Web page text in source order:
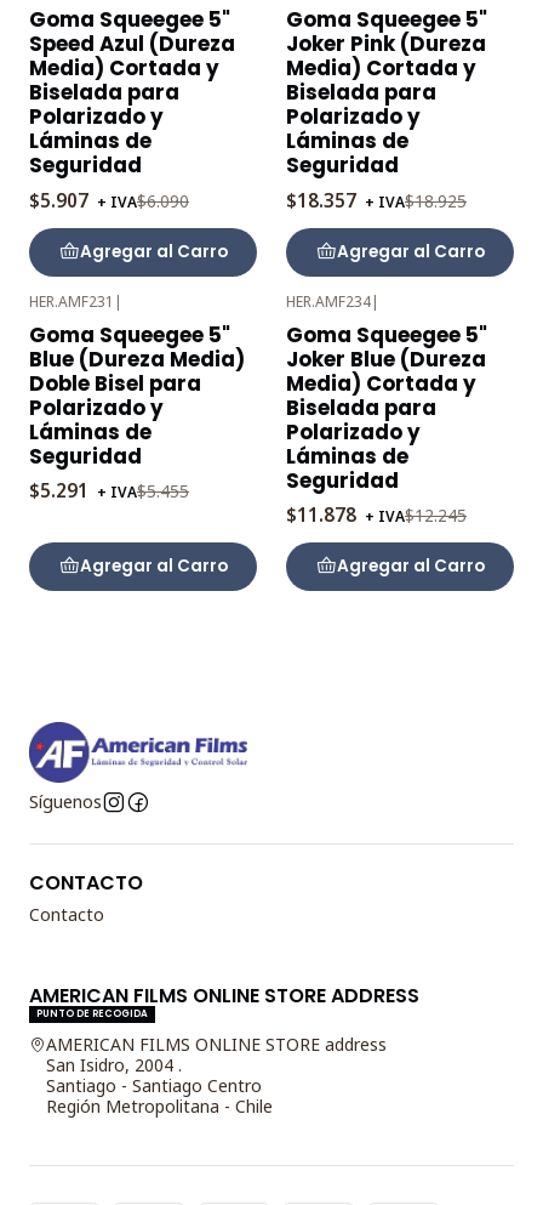
-3%
OFF
Goma Squeegee 5"
Speed Azul (Dureza
Media) Cortada y
Biselada para
Polarizado y
Láminas de
Seguridad
$5.907 + IVA$6.090
Agregar al Carro
-3%
OFF
Goma Squeegee 5"
Joker Pink (Dureza
Media) Cortada y
Biselada para
Polarizado y
Láminas de
Seguridad
$18.357 + IVA$18.925
Agregar al Carro
OFF
HER.AMF231 |
Goma Squeegee 5"
Blue (Dureza Media)
Doble Bisel para
Polarizado y
Láminas de
Seguridad
$5.291 + IVA$5.455
Agregar al Carro
OFF
HER.AMF234|
Goma Squeegee 5"
Joker Blue (Dureza
Media) Cortada y
Biselada para
Polarizado y
Láminas de
Seguridad
$11.878 + IVA$12.245
Agregar al Carro
Síguenos
CONTACTO
Contacto
AMERICAN FILMS ONLINE STORE ADDRESS
PUNTO DE RECOGIDA
AMERICAN FILMS ONLINE STORE address
San Isidro, 2004 .
Santiago - Santiago Centro
Región Metropolitana - Chile